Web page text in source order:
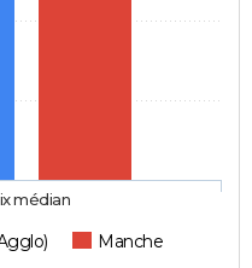
Manche
médian